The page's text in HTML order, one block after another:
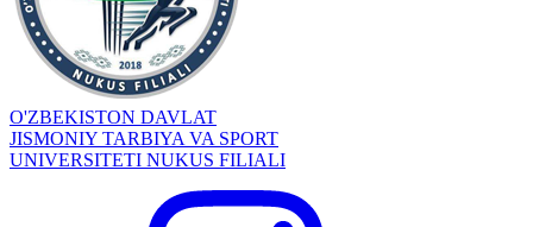
O'ZBEKISTON DAVLAT
JISMONIY TARBIYA VA SPORT
UNIVERSITETI NUKUS FILIALI